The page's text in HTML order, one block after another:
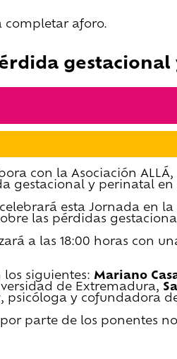
completar aforo.
con la Asociación
gestacional y perinatal en
celebrará esta Jornada en
las pérdidas
a las 18:00 horas con
los siguientes: Mariano
de Extremadura,
, psicóloga y cofundadora
por parte de los ponentes